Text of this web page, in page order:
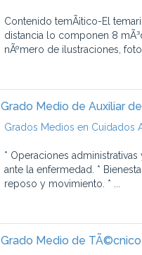
Contenido temÃ¡tico-El
distancia lo componen 8
nÃºmero de ilustraciones,
Grado Medio de Auxiliar
Grados Medios en Cuidados
* Operaciones
ante la enfermedad. *
reposo y movimiento. * ...
Grado Medio de